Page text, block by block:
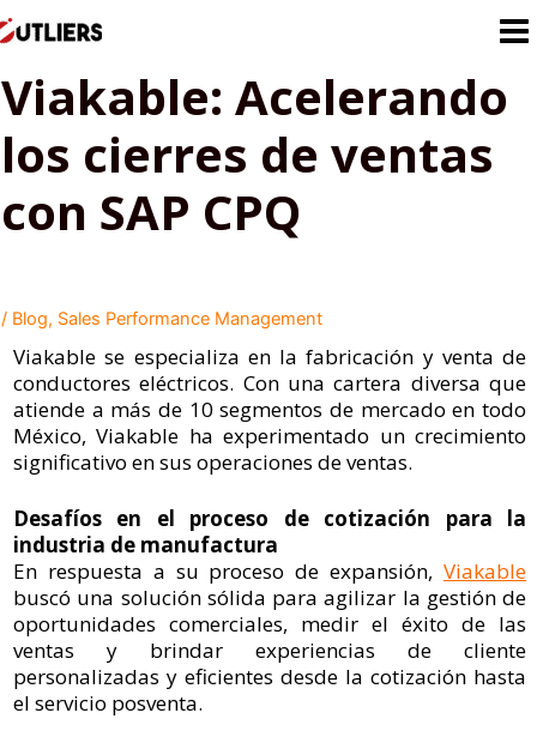
al
Viakable: Acelerando
los cierres de ventas
con SAP CPQ
/ Blog, Sales Performance Management
Viakable se especializa en la fabricación y venta de
conductores eléctricos. Con una cartera diversa que
atiende a más de 10 segmentos de mercado en todo
México, Viakable ha experimentado un crecimiento
significativo en sus operaciones de ventas.
Desafíos en el proceso de cotización para la
industria de manufactura
En respuesta a su proceso de expansión, Viakable
buscó una solución sólida para agilizar la gestión de
oportunidades comerciales, medir el éxito de las
ventas y brindar experiencias de cliente
personalizadas y eficientes desde la cotización hasta
el servicio posventa.